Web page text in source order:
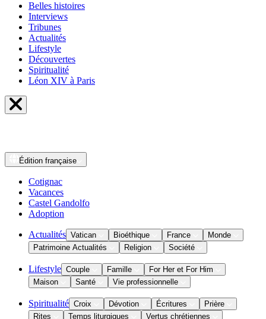
Belles histoires
Interviews
Tribunes
Actualités
Lifestyle
Découvertes
Spiritualité
Léon XIV à Paris
Édition française
Cotignac
Vacances
Castel Gandolfo
Adoption
Actualités Vatican Bioéthique France
Monde
Patrimoine Actualités
Religion Société
Lifestyle Couple Famille
For Her et For Him
Maison
Santé Vie professionnelle
Spiritualité Croix Dévotion Écritures
Prière
Rites
Temps liturgiques Vertus chrétiennes